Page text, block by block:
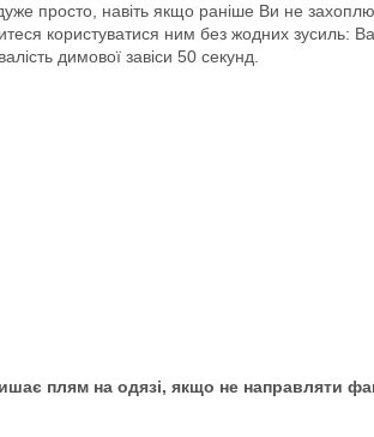
просто, навіть якщо раніше Ви не
користуватися ним без жодних зусиль:
димової завіси 50 секунд.
плям на одязі, якщо не направляти